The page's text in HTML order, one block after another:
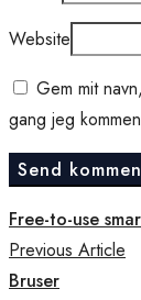
Website
Gem mit
gang jeg
Free-to-use
Previous Article
Bruser